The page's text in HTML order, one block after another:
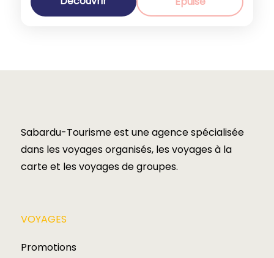
Sabardu-Tourisme est une agence spécialisée
dans les voyages organisés, les voyages à la
carte et les voyages de groupes.​
VOYAGES​
Promotions